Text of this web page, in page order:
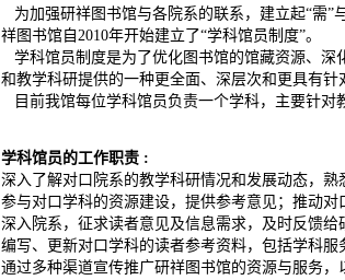
为加强研祥图书馆与各院系的联系，建立起“需”
祥图书馆自2010年开始建立了“学科馆员制度”。
学科馆员制度是为了优化图书馆的馆藏资源、深
和教学科研提供的一种更全面、深层次和更具有针
目前我馆每位学科馆员负责一个学科，主要针对
学科馆员的工作职责 :
深入了解对口院系的教学科研情况和发展动态，熟
参与对口学科的资源建设，提供参考意见；推动对
深入院系，征求读者意见及信息需求，及时反馈给
编写、更新对口学科的读者参考资料，包括学科服
通过多种渠道宣传推广研祥图书馆的资源与服务